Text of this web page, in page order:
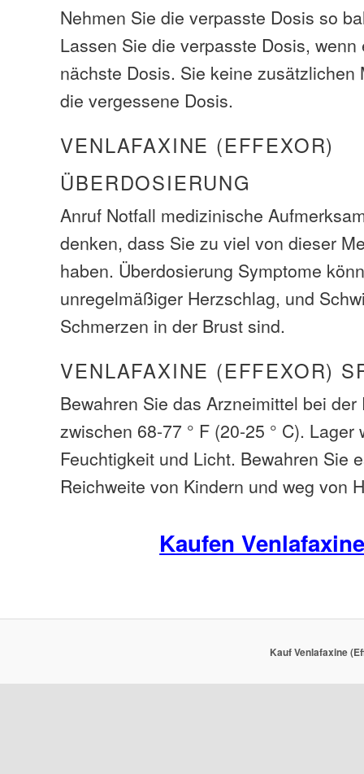
Nehmen Sie die verpasste Dosis so
Lassen Sie die verpasste Dosis,
nächste Dosis. Sie keine zusätzlichen
die vergessene Dosis.
VENLAFAXINE (EFFEXOR)
ÜBERDOSIERUNG
Anruf Notfall medizinische
denken, dass Sie zu viel von dieser
haben. Überdosierung Symptome
unregelmäßiger Herzschlag, und
Schmerzen in der Brust sind.
VENLAFAXINE (EFFEXOR)
Bewahren Sie das Arzneimittel bei
zwischen 68-77 ° F (20-25 ° C). Lager
Feuchtigkeit und Licht. Bewahren Sie
Reichweite von Kindern und weg von
Kaufen
Kauf Venlafaxine